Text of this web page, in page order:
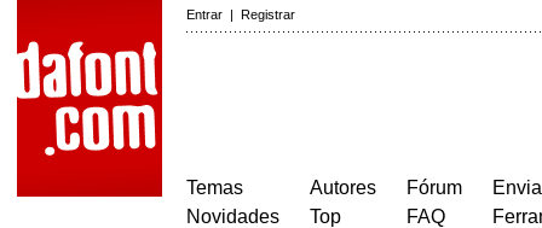
Entrar | Registrar
Temas
Novidades
Autores
Top
Fórum
FAQ